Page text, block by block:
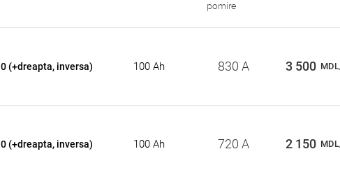
pomire
0 (+dreapta, inversa) 100 Ah 830 A 3 500
0 (+dreapta, inversa) 100 Ah 720 A 2 150